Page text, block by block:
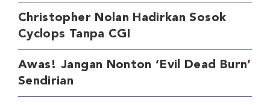
Christopher Nolan Hadirkan Sosok
Cyclops Tanpa CGI
Awas! Jangan Nonton ‘Evil Dead Burn’
Sendirian